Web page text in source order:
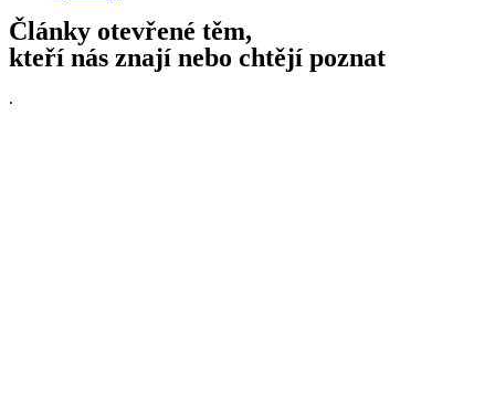
Články otevřené těm,
kteří nás znají nebo chtějí poznat
.